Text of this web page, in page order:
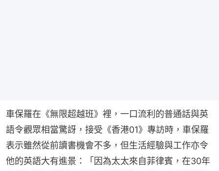
車保羅在《無限超越班》裡，一口流利的普通話與英
語令觀眾相當驚訝，接受《香港01》專訪時，車保羅
表示雖然從前讀書機會不多，但生活經驗與工作亦令
他的英語大有進景：「因為太太來自菲律賓，在30年